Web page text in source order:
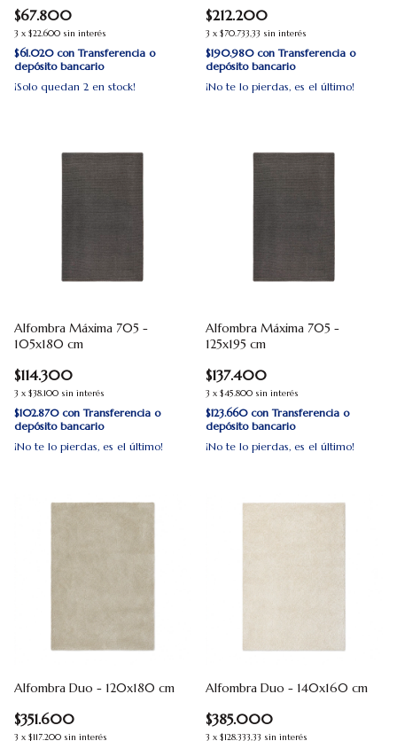
$67.800
3 x $22.600 sin interés
$61.020 con Transferencia o
depósito bancario
¡Solo quedan 2 en stock!
$212.200
3 x $70.733,33 sin interés
$190.980 con Transferencia o
depósito bancario
¡No te lo pierdas, es el último!
Alfombra Máxima 705 -
105x180 cm
$114.300
3 x $38.100 sin interés
$102.870 con Transferencia o
depósito bancario
¡No te lo pierdas, es el último!
Alfombra Máxima 705 -
125x195 cm
$137.400
3 x $45.800 sin interés
$123.660 con Transferencia o
depósito bancario
¡No te lo pierdas, es el último!
Alfombra Duo - 120x180 cm
$351.600
3 x $117.200 sin interés
Alfombra Duo - 140x160 cm
$385.000
3 x $128.333,33 sin interés